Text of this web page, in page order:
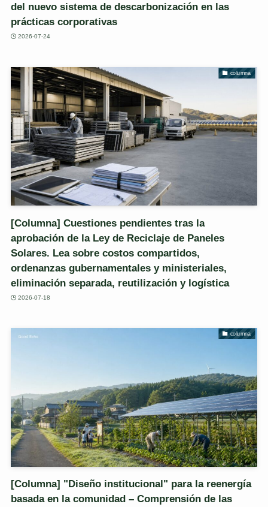
del nuevo sistema de descarbonización en las
prácticas corporativas
2026-07-24
columna
[Columna] Cuestiones pendientes tras la
aprobación de la Ley de Reciclaje de Paneles
Solares. Lea sobre costos compartidos,
ordenanzas gubernamentales y ministeriales,
eliminación separada, reutilización y logística
2026-07-18
columna
[Columna] "Diseño institucional" para la reenergía
basada en la comunidad – Comprensión de las